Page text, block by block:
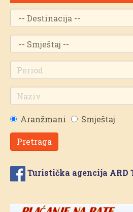
Aranžmani Smještaj
Pretraga
Turistička agencija ARD